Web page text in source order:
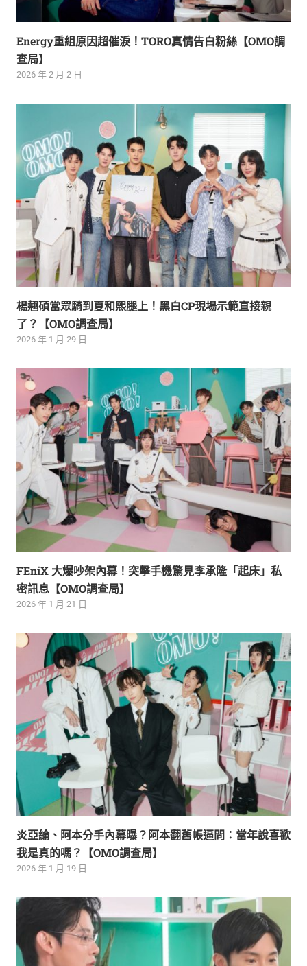
Energy重組原因超催淚！TORO真情告白粉絲【OMO調
查局】
2026 年 2 月 2 日
楊翹碩當眾騎到夏和熙腿上！黑白CP現場示範直接親
了？【OMO調查局】
2026 年 1 月 29 日
FEniX 大爆吵架內幕！突擊手機驚見李承隆「起床」私
密訊息【OMO調查局】
2026 年 1 月 21 日
炎亞綸、阿本分手內幕曝？阿本翻舊帳逼問：當年說喜歡
我是真的嗎？【OMO調查局】
2026 年 1 月 19 日